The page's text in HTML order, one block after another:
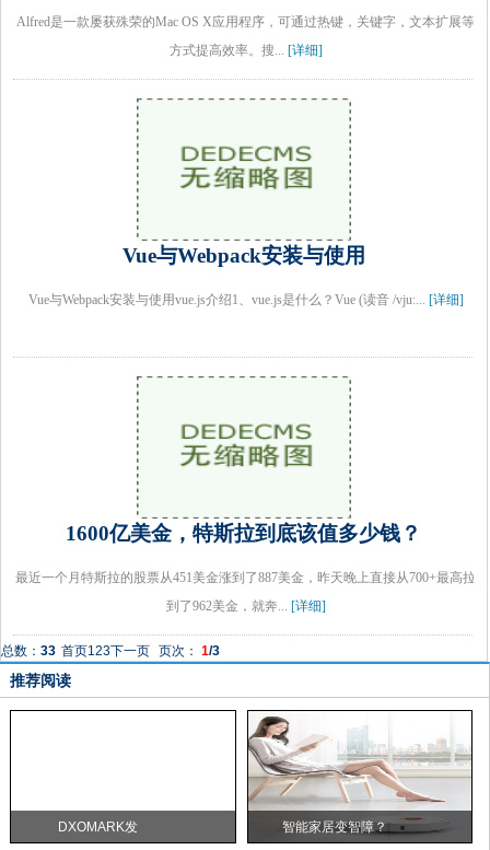
Alfred是一款屡获殊荣的Mac OS X应用程序，可通过热键，关键字，文本扩展等
方式提高效率。搜... [详细]
Vue与Webpack安装与使用
Vue与Webpack安装与使用vue.js介绍1、vue.js是什么？​Vue (读音 /vjuː... [详细]
1600亿美金，特斯拉到底该值多少钱？
最近一个月特斯拉的股票从451美金涨到了887美金，昨天晚上直接从700+最高拉
到了962美金，就奔... [详细]
总数： 33 首页123下一页 页次： 1/3
推荐阅读
DXOMARK发 智能家居变智障？